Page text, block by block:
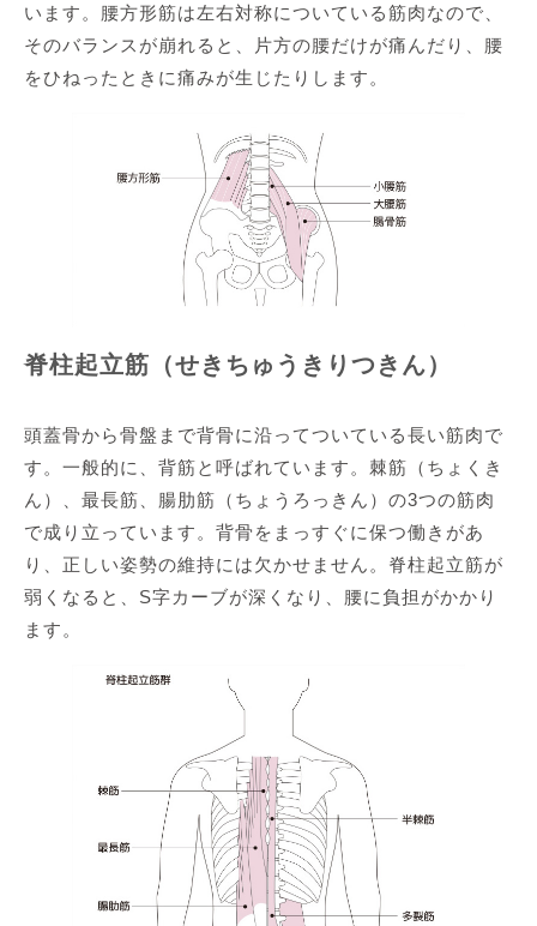
います。腰方形筋は左右対称についている筋肉なので、
そのバランスが崩れると、片方の腰だけが痛んだり、腰
をひねったときに痛みが生じたりします。
脊柱起立筋（せきちゅうきりつきん）
頭蓋骨から骨盤まで背骨に沿ってついている長い筋肉で
す。一般的に、背筋と呼ばれています。棘筋（ちょくき
ん）、最長筋、腸肋筋（ちょうろっきん）の3つの筋肉
で成り立っています。背骨をまっすぐに保つ働きがあ
り、正しい姿勢の維持には欠かせません。脊柱起立筋が
弱くなると、S字カーブが深くなり、腰に負担がかかり
ます。